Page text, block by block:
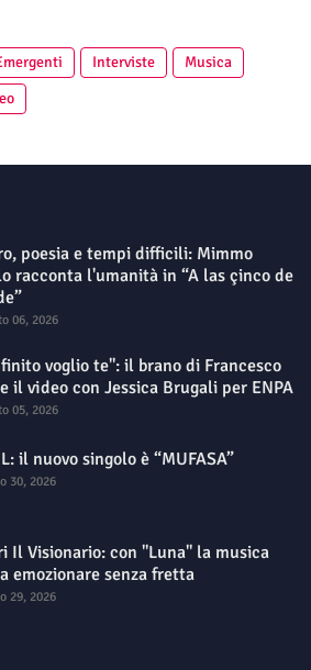
Interviste
Musica
poesia e tempi difficili: Mimmo
racconta l'umanità in “A las çinco de
06, 2026
voglio te": il brano di Francesco
il video con Jessica Brugali per ENPA
05, 2026
il nuovo singolo è “MUFASA”
30, 2026
Il Visionario: con "Luna" la musica
emozionare senza fretta
29, 2026